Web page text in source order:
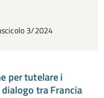
3/2024
per tutelare i
tra Francia